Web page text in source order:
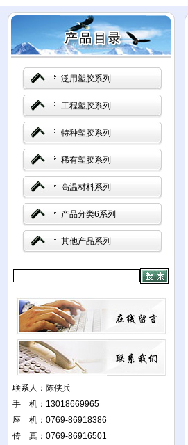
泛用塑胶系列
工程塑胶系列
特种塑胶系列
稀有塑胶系列
高温材料系列
产品分类6系列
其他产品系列
联系人：陈侠兵
手 机：13018669965
座 机：0769-86918386
传 真：0769-86916501